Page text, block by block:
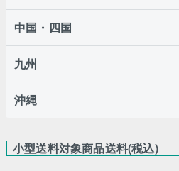
中国・四国
九州
沖縄
小型送料対象商品送料(税込)